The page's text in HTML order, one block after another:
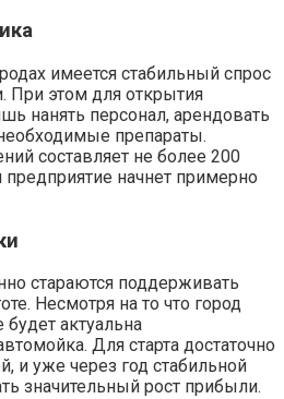
имеется стабильный спрос
При этом для открытия
нанять персонал, арендовать
препараты.
составляет не более 200
предприятие начнет примерно
стараются поддерживать
Несмотря на то что город
актуальна
Для старта достаточно
и уже через год стабильной
значительный рост прибыли.